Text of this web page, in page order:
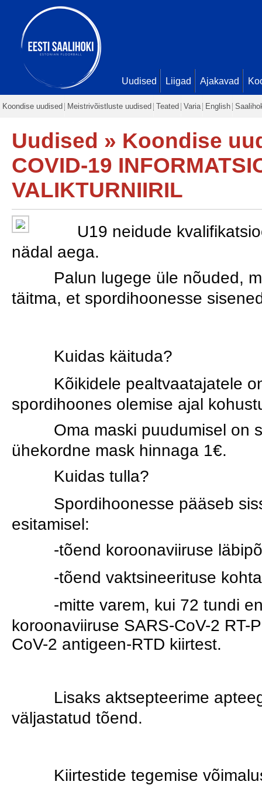
Uudised Liigad Ajakavad
Koondise uudised Meistrivõistluste uudised Teated Varia English
Uudised » Koondise
COVID-19
VALIKTURNIIRIL
U19 neidude
nädal aega.
Palun lugege üle nõuded,
täitma, et spordihoonesse
Kuidas käituda?
Kõikidele pealtvaatajatele
spordihoones olemise ajal
Oma maski puudumisel on
ühekordne mask hinnaga 1€.
Kuidas tulla?
Spordihoonesse pääseb
esitamisel:
-tõend koroonaviiruse
-tõend vaktsineerituse
-mitte varem, kui 72 tundi
koroonaviiruse SARS-CoV-2 RT-
CoV-2 antigeen-RTD kiirtest.
Lisaks aktsepteerime
väljastatud tõend.
Kiirtestide tegemise